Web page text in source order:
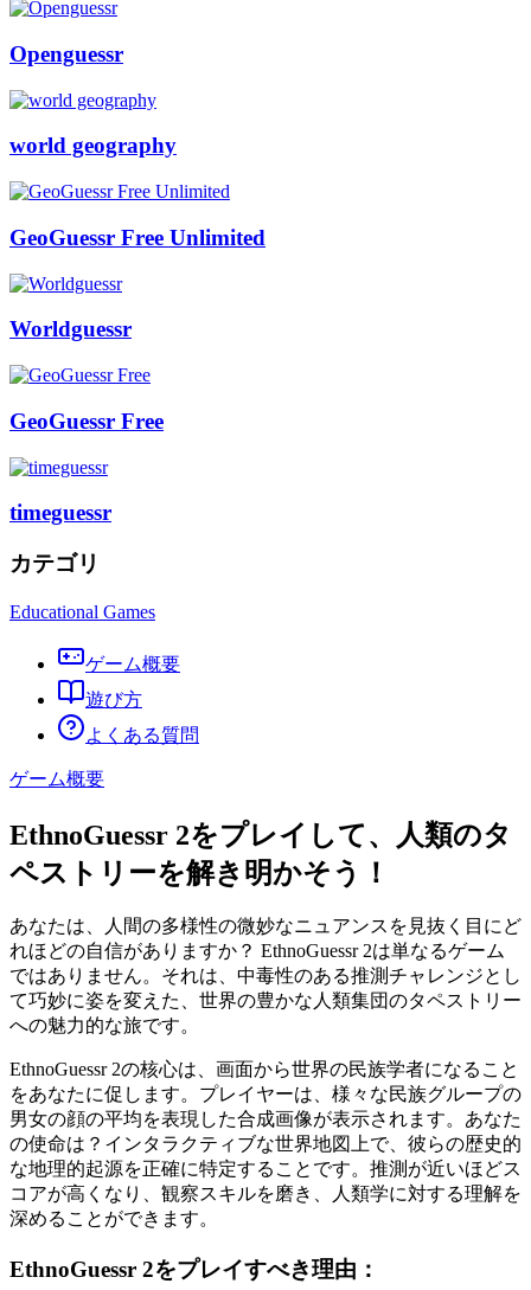
Openguessr
world geography
GeoGuessr Free Unlimited
Worldguessr
GeoGuessr Free
timeguessr
カテゴリ
Educational Games
ゲーム概要
遊び方
よくある質問
ゲーム概要
EthnoGuessr 2をプレイして、人類のタ
ペストリーを解き明かそう！
あなたは、人間の多様性の微妙なニュアンスを見抜く目にど
れほどの自信がありますか？ EthnoGuessr 2は単なるゲーム
ではありません。それは、中毒性のある推測チャレンジとし
て巧妙に姿を変えた、世界の豊かな人類集団のタペストリー
への魅力的な旅です。
EthnoGuessr 2の核心は、画面から世界の民族学者になること
をあなたに促します。プレイヤーは、様々な民族グループの
男女の顔の平均を表現した合成画像が表示されます。あなた
の使命は？インタラクティブな世界地図上で、彼らの歴史的
な地理的起源を正確に特定することです。推測が近いほどス
コアが高くなり、観察スキルを磨き、人類学に対する理解を
深めることができます。
EthnoGuessr 2をプレイすべき理由：